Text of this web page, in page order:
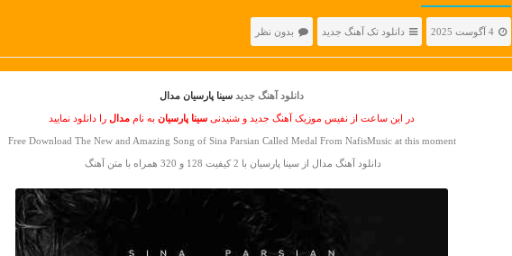
4 آگوست 2025 دانلود تک آهنگ جدید بدون نظر
دانلود آهنگ جدید سینا پارسیان مدال
در این ساعت از نفیس موزیک آهنگ جدید و شنیدنی سینا پارسیان به نام مدال را دانلود نمایید
Free Download The New and Amazing Song of Sina Parsian Called Medal From NafisMusic at this moment
دانلود آهنگ مدال از سینا پارسیان با 2 کیفیت 128 و 320 همراه با متن آهنگ